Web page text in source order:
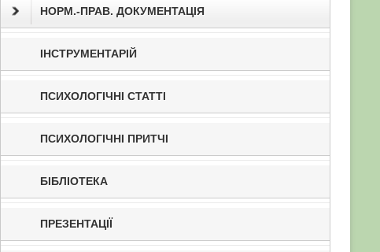
НОРМ.-ПРАВ. ДОКУМЕНТАЦІЯ
ІНСТРУМЕНТАРІЙ
ПСИХОЛОГІЧНІ СТАТТІ
ПСИХОЛОГІЧНІ ПРИТЧІ
БІБЛІОТЕКА
ПРЕЗЕНТАЦІЇ